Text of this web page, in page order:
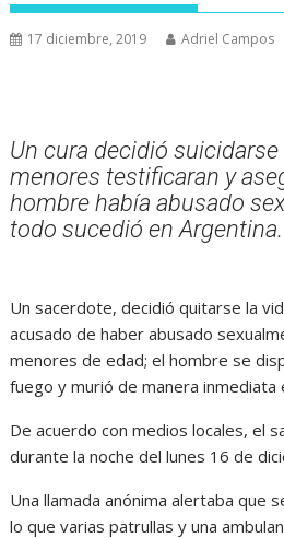
17 diciembre, 2019 Adriel Campos
Un cura decidió
menores testificaran y
hombre había abusado
todo sucedió en Argentina.
Un sacerdote, decidió quitarse la
acusado de haber abusado
menores de edad; el hombre se
fuego y murió de manera inmediata
De acuerdo con medios locales, el
durante la noche del lunes 16 de
Una llamada anónima alertaba que
lo que varias patrullas y una